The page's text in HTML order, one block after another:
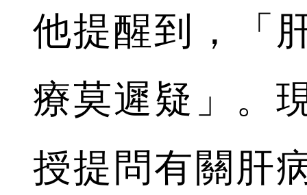
他提醒到，「
療莫遲疑」。
授提問有關肝